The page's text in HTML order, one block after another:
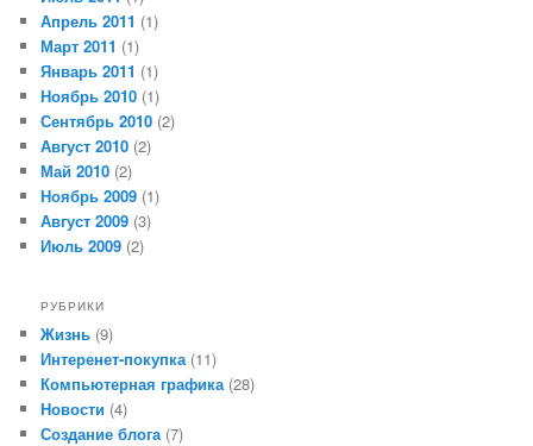
Апрель 2011 (1)
Март 2011 (1)
Январь 2011 (1)
Ноябрь 2010 (1)
Сентябрь 2010 (2)
Август 2010 (2)
Май 2010 (2)
Ноябрь 2009 (1)
Август 2009 (3)
Июль 2009 (2)
РУБРИКИ
Жизнь (9)
Интеренет-покупка (11)
Компьютерная графика (28)
Новости (4)
Создание блога (7)